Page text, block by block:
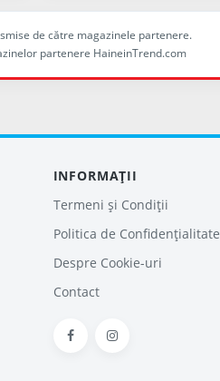
de către magazinele partenere.
partenere HaineinTrend.com
INFORMAȚII
Termeni și Condiții
Politica de Confidențialitate
Despre Cookie-uri
Contact